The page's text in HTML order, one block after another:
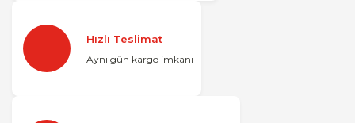
Hızlı Teslimat
Aynı gün kargo imkanı